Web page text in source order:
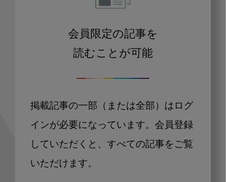
会員限定の記事を
読むことが可能
掲載記事の一部（または全部）はログ
インが必要になっています。会員登録
していただくと、すべての記事をご覧
いただけます。